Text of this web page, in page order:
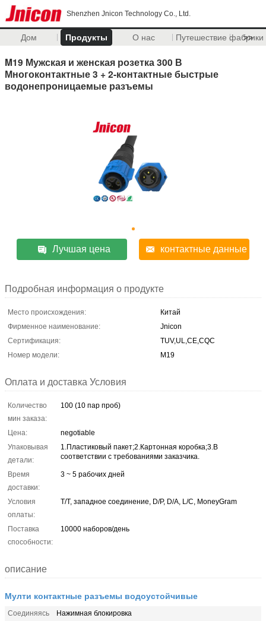
Shenzhen Jnicon Technology Co., Ltd.
Дом Продукты О нас Путешествие фабрики
>>
M19 Мужская и женская розетка 300 В
Многоконтактные 3 + 2-контактные быстрые
водонепроницаемые разъемы
Лучшая цена контактные данные
Подробная информация о продукте
Место происхождения:
Китай
Фирменное наименование:
Jnicon
Сертификация:
TUV,UL,CE,CQC
Номер модели:
М19
Оплата и доставка Условия
Количество
мин заказа:
100 (10 пар проб)
Цена:
negotiable
Упаковывая
детали:
1.Пластиковый пакет;2.Картонная коробка;3.В
соответствии с требованиями заказчика.
Время
доставки:
3 ~ 5 рабочих дней
Условия
оплаты:
T/T, западное соединение, D/P, D/A, L/C, MoneyGram
Поставка
способности:
10000 наборов/день
описание
Мулти контактные разъемы водоустойчивые
Соединяясь
Нажимная блокировка